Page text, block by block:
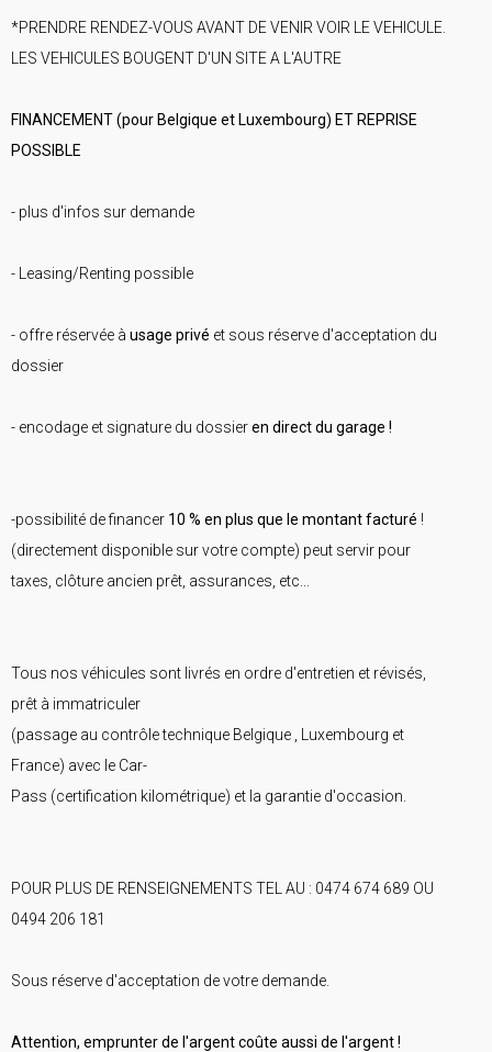
*PRENDRE RENDEZ-VOUS AVANT DE VENIR VOIR LE VEHICULE.
LES VEHICULES BOUGENT D'UN SITE A L'AUTRE
FINANCEMENT (pour Belgique et Luxembourg) ET REPRISE
POSSIBLE
- plus d'infos sur demande
- Leasing/Renting possible
- offre réservée à usage privé et sous réserve d'acceptation du
dossier
- encodage et signature du dossieren direct du garage !
-possibilité de financer 10 % en plus que le montant facturé !
(directement disponible sur votre compte) peut servir pour
taxes, clôture ancien prêt, assurances, etc...
Tous nos véhicules sont livrés en ordre d'entretien et révisés,
prêt à immatriculer
(passage au contrôle technique Belgique , Luxembourg et
France) avec le Car-
Pass (certification kilométrique) et la garantie d'occasion.
POUR PLUS DE RENSEIGNEMENTS TEL AU : 0474 674 689 OU
0494 206 181
Sous réserve d'acceptation de votre demande.
Attention, emprunter de l'argent coûte aussi de l'argent !